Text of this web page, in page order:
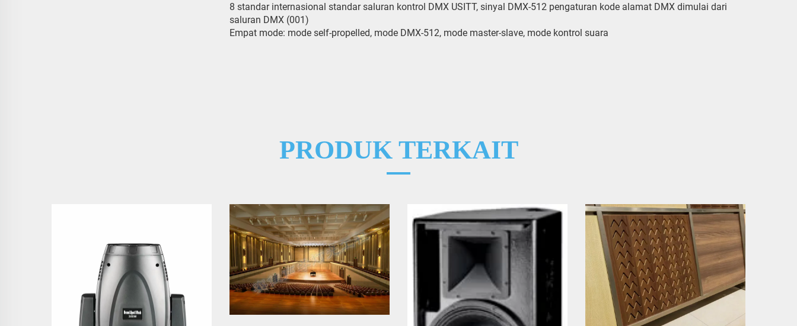
8 standar internasional standar saluran kontrol DMX USITT, sinyal DMX-512 pengaturan kode alamat DMX dimulai dari
saluran DMX (001)
Empat mode: mode self-propelled, mode DMX-512, mode master-slave, mode kontrol suara
PRODUK TERKAIT